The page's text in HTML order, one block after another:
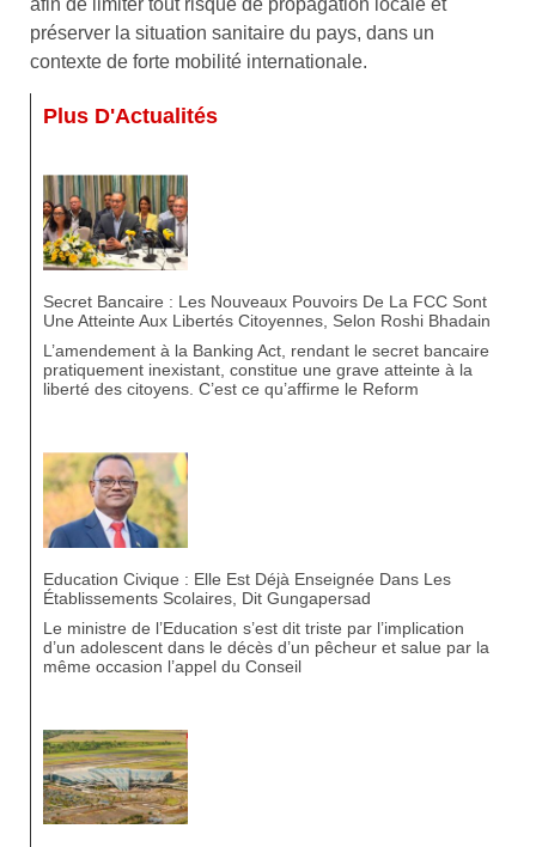
afin de limiter tout risque de propagation locale et
préserver la situation sanitaire du pays, dans un
contexte de forte mobilité internationale.
Plus D'Actualités
Secret Bancaire : Les Nouveaux Pouvoirs De La FCC Sont
Une Atteinte Aux Libertés Citoyennes, Selon Roshi Bhadain
L’amendement à la Banking Act, rendant le secret bancaire
pratiquement inexistant, constitue une grave atteinte à la
liberté des citoyens. C’est ce qu’affirme le Reform
Education Civique : Elle Est Déjà Enseignée Dans Les
Établissements Scolaires, Dit Gungapersad
Le ministre de l’Education s’est dit triste par l’implication
d’un adolescent dans le décès d’un pêcheur et salue par la
même occasion l’appel du Conseil